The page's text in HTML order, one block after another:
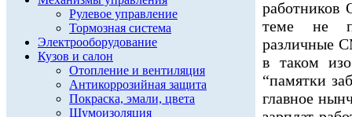
Рулевое управление
Тормозная система
Электрооборудование
Кузов и салон
Отопление и вентиляция
Антикоррозийная защита
Покраска, эмали, цвета
Шумоизоляция
работников
теме не
различные
в таком
“памятки
главное